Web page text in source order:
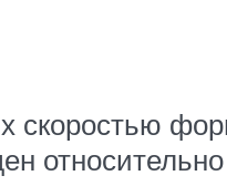
скоростью